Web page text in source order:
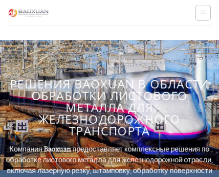
РЕШЕНИЯ BAOXUAN В ОБЛАСТИ
ОБРАБОТКИ ЛИСТОВОГО
МЕТАЛЛА ДЛЯ
ЖЕЛЕЗНОДОРОЖНОГО
ТРАНСПОРТА
КомпанияBaoxuanпредоставляет комплексные решения по
обработке листового металла для железнодорожной отрасли,
включая лазерную резку, штамповку, обработку поверхности